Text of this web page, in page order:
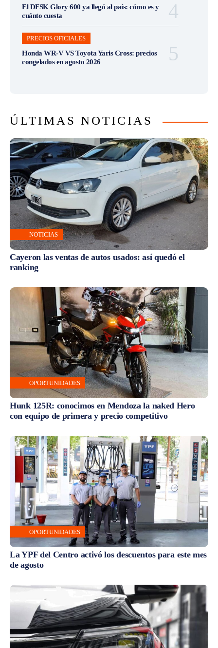
El DFSK Glory 600 ya llegó al país: cómo es y
cuánto cuesta
PRECIOS OFICIALES
Honda WR-V VS Toyota Yaris Cross: precios
congelados en agosto 2026
ÚLTIMAS NOTICIAS
NOTICIAS
Cayeron las ventas de autos usados: así quedó el
ranking
OPORTUNIDADES
Hunk 125R: conocimos en Mendoza la naked Hero
con equipo de primera y precio competitivo
OPORTUNIDADES
La YPF del Centro activó los descuentos para este mes
de agosto